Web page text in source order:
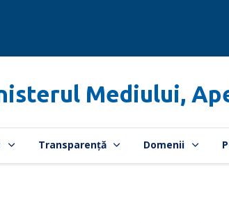
Mediului,
Transparență Domenii